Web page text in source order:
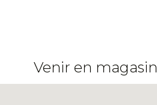
Venir en magasin